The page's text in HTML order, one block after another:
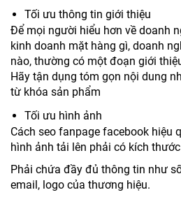
Tối ưu thông tin giới thiệu
Để mọi người hiểu hơn về doanh
kinh doanh mặt hàng gì, doanh
nào, thường có một đoạn giới
Hãy tận dụng tóm gọn nội dung
từ khóa sản phẩm
Tối ưu hình ảnh
Cách seo fanpage facebook hiệu
hình ảnh tải lên phải có kích
Phải chứa đầy đủ thông tin như
email, logo của thương hiệu.